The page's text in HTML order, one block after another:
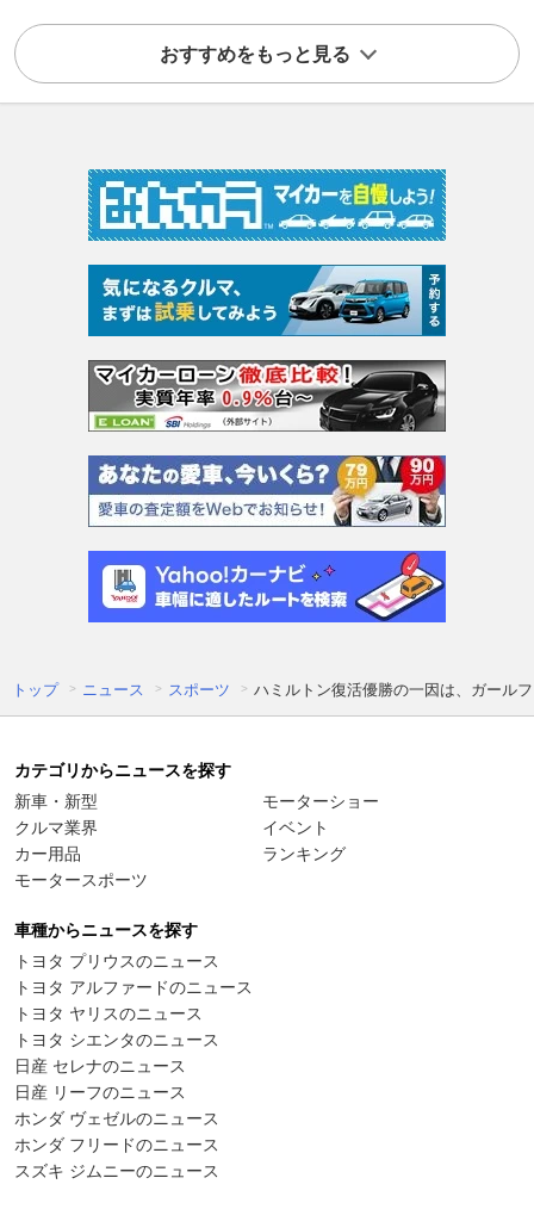
おすすめをもっと見る
トップ ニュース スポーツ ハミルトン復活優勝の一因は、ガール
カテゴリからニュースを探す
新車・新型
クルマ業界
カー用品
モータースポーツ
モーターショー
イベント
ランキング
車種からニュースを探す
トヨタ プリウスのニュース
トヨタ アルファードのニュース
トヨタ ヤリスのニュース
トヨタ シエンタのニュース
日産 セレナのニュース
日産 リーフのニュース
ホンダ ヴェゼルのニュース
ホンダ フリードのニュース
スズキ ジムニーのニュース